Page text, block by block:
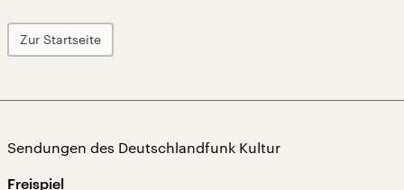
Zur Startseite
Sendungen des Deutschlandfunk Kultur
Freispiel